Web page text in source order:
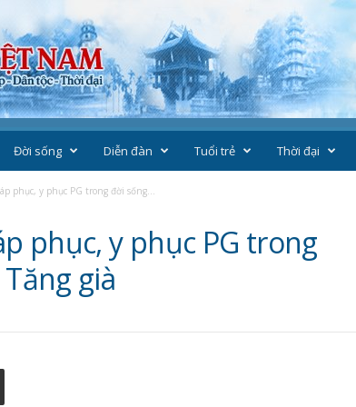
Đời sống Diễn đàn Tuổi trẻ Thời đại
phục, y phục PG trong đời sống...
phục, y phục PG trong
già